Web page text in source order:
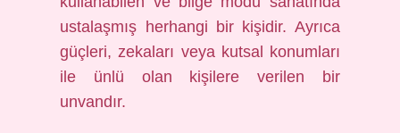
ustalaşmış herhangi bir kişidir. Ayrıca
güçleri, zekaları veya kutsal konumları
ile ünlü olan kişilere verilen bir
unvandır.